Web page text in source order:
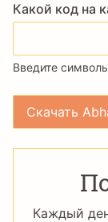
Какой код на
Введите
Каждый